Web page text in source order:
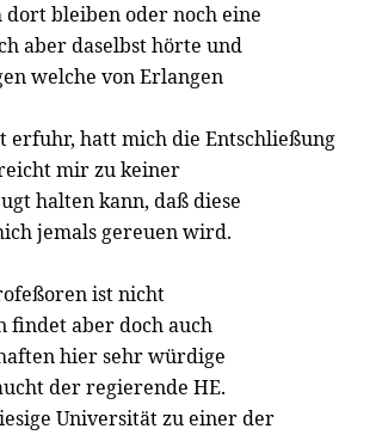
bleiben oder noch eine
aber daselbst hörte und
welche von Erlangen
erfuhr, hatt mich die Entschließung
mir zu keiner
halten kann, daß diese
jemals gereuen wird.
ist nicht
findet aber doch auch
hier sehr würdige
der regierende HE.
Universität zu einer der